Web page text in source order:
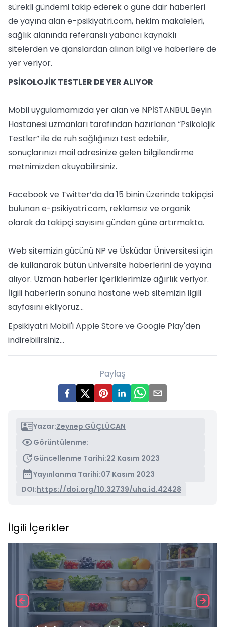
sürekli gündemi takip ederek o güne dair haberleri
de yayına alan e-psikiyatri.com, hekim makaleleri,
sağlık alanında referanslı yabancı kaynaklı
sitelerden ve ajanslardan alınan bilgi ve haberlere de
yer veriyor.
PSİKOLOJİK TESTLER DE YER ALIYOR
Mobil uygulamamızda yer alan ve NPİSTANBUL Beyin
Hastanesi uzmanları tarafından hazırlanan “Psikolojik
Testler” ile de ruh sağlığınızı test edebilir,
sonuçlarınızı mail adresinize gelen bilgilendirme
metnimizden okuyabilirsiniz.
Facebook ve Twitter’da da 15 binin üzerinde takipçisi
bulunan e-psikiyatri.com, reklamsız ve organik
olarak da takipçi sayısını günden güne artırmakta.
Web sitemizin gücünü NP ve Üsküdar Üniversitesi için
de kullanarak bütün üniversite haberlerini de yayına
alıyor. Uzman haberler içeriklerimize ağırlık veriyor.
İlgili haberlerin sonuna hastane web sitemizin ilgili
sayfasını ekliyoruz…
Epsikiyatri Mobil'i Apple Store ve Google Play'den
indirebilirsiniz...
Paylaş
Yazar:Zeynep GÜÇLÜCAN
Görüntülenme:
Güncellenme Tarihi:22 Kasım 2023
Yayınlanma Tarihi:07 Kasım 2023
DOI:https://doi.org/10.32739/uha.id.42428
İlgili İçerikler